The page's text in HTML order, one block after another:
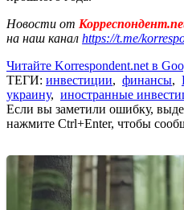
Новости от
на наш канал https://t.me/
Читайте Korrespondent.net в
ТЕГИ: инвестиции, финансы,
украину, иностранные
Если вы заметили ошибку,
нажмите Ctrl+Enter, чтобы